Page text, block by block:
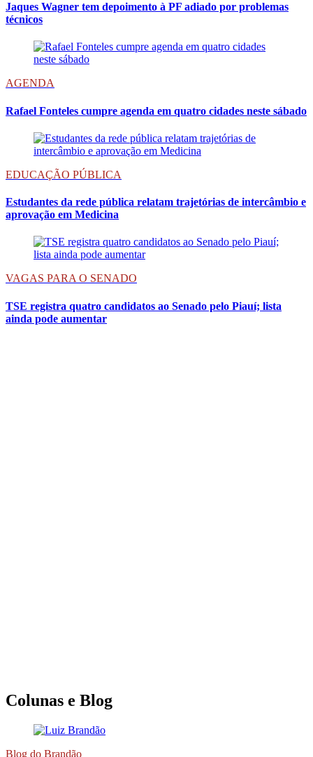
Jaques Wagner tem depoimento à PF adiado por problemas
técnicos
AGENDA
Rafael Fonteles cumpre agenda em quatro cidades neste sábado
EDUCAÇÃO PÚBLICA
Estudantes da rede pública relatam trajetórias de intercâmbio e
aprovação em Medicina
VAGAS PARA O SENADO
TSE registra quatro candidatos ao Senado pelo Piauí; lista
ainda pode aumentar
Colunas e Blog
Blog do Brandão